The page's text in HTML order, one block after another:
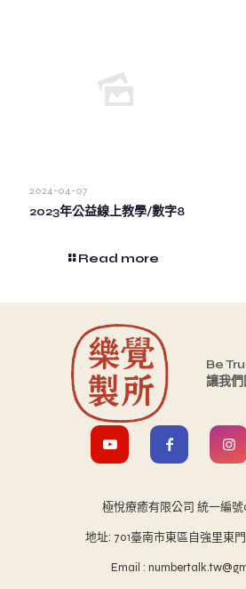
2024-04-07
2023年公益線上教學/數字8
Read more
Be
讓我
極悅療癒有限公司 統一編
地址: 701臺南市東區自強里東
Email :